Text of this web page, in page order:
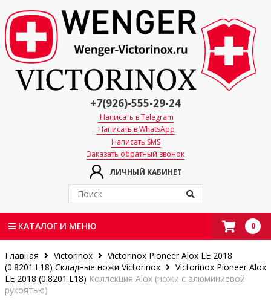
ЛИЧНЫЙ КАБИНЕТ
+7(926)-555-29-24
Написать в Telegram
Написать в WhatsApp
Написать SMS
Заказать обратный звонок
КАТАЛОГ И МЕНЮ 0
Главная Victorinox
Victorinox Pioneer Alox LE 2018
(0.8201.L18) Складные ножи Victorinox
Victorinox Pioneer Alox
LE 2018 (0.8201.L18) Коллекция Alox (ножи с алюминиевой
рукоятью)